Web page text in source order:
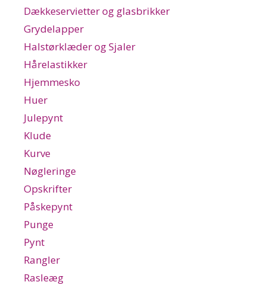
Dækkeservietter og glasbrikker
Grydelapper
Halstørklæder og Sjaler
Hårelastikker
Hjemmesko
Huer
Julepynt
Klude
Kurve
Nøgleringe
Opskrifter
Påskepynt
Punge
Pynt
Rangler
Rasleæg